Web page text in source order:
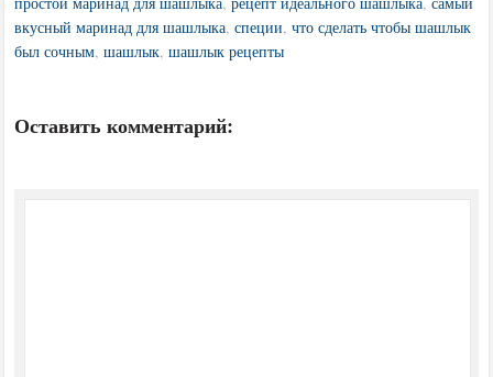
вкусный маринад для шашлыка,специи,что сделать чтобы шашлык
был сочным,шашлык,шашлык рецепты
Оставить комментарий: